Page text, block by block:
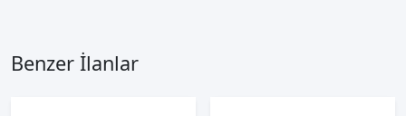
Benzer İlanlar